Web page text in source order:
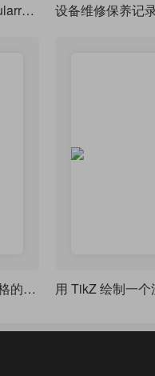
基于csv数据文件用tabularray结合csvsimple-l3制作答辩评价表 设备维修保养记
圆角边框、加粗边框表格的一种实现方法（基于 NiceMatrix 宏包）